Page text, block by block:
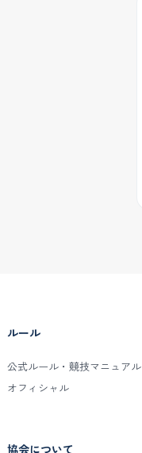
ルール
公式ルール・競技マニュアル
オフィシャル
協会について